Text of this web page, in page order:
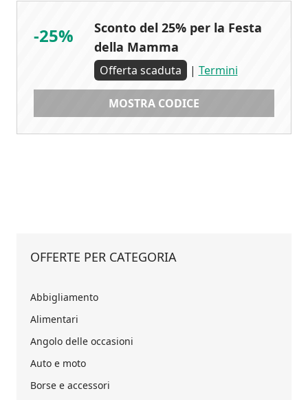
-25%
Sconto del 25% per la Festa
della Mamma
Offerta scaduta | Termini
MOSTRA CODICE
OFFERTE PER CATEGORIA
Abbigliamento
Alimentari
Angolo delle occasioni
Auto e moto
Borse e accessori